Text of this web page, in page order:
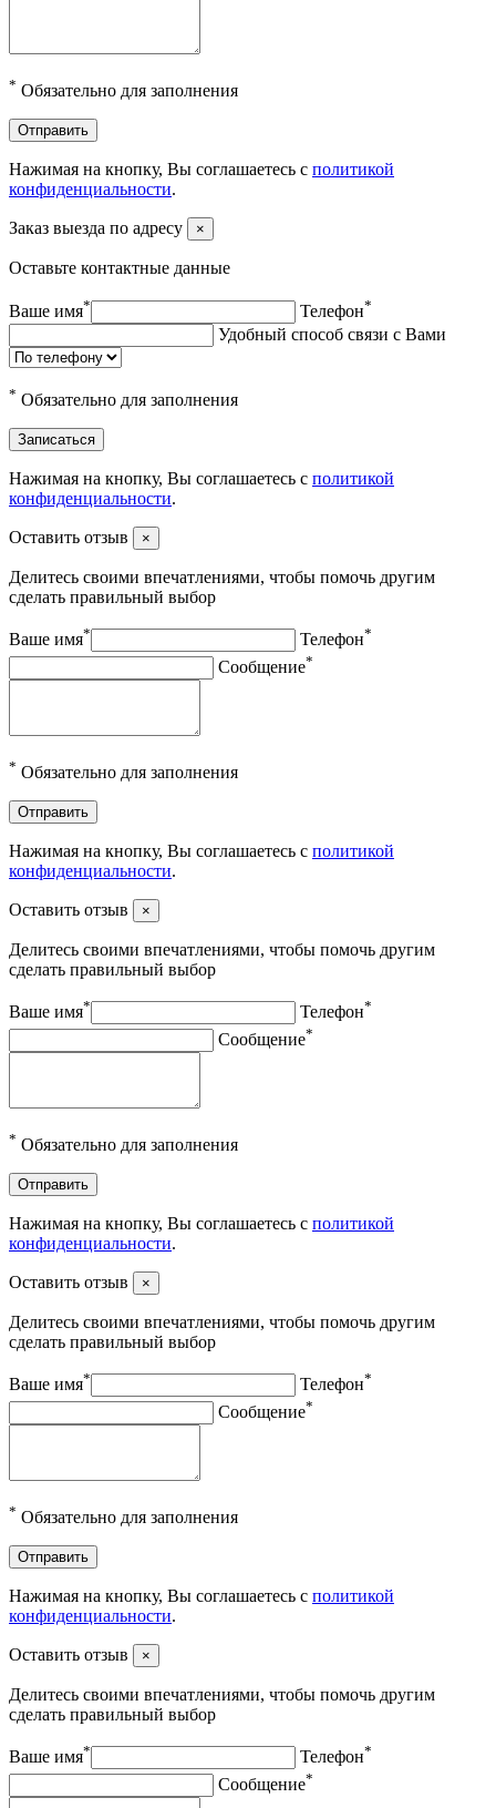
* Обязательно для заполнения
Отправить
Нажимая на кнопку, Вы соглашаетесь с политикой
конфиденциальности.
Заказ выезда по адресу ×
Оставьте контактные данные
Ваше имя* Телефон*
Удобный способ связи с Вами
* Обязательно для заполнения
Записаться
Нажимая на кнопку, Вы соглашаетесь с политикой
конфиденциальности.
Оставить отзыв ×
Делитесь своими впечатлениями, чтобы помочь другим
сделать правильный выбор
Ваше имя* Телефон*
Сообщение*
* Обязательно для заполнения
Отправить
Нажимая на кнопку, Вы соглашаетесь с политикой
конфиденциальности.
Оставить отзыв ×
Делитесь своими впечатлениями, чтобы помочь другим
сделать правильный выбор
Ваше имя* Телефон*
Сообщение*
* Обязательно для заполнения
Отправить
Нажимая на кнопку, Вы соглашаетесь с политикой
конфиденциальности.
Оставить отзыв ×
Делитесь своими впечатлениями, чтобы помочь другим
сделать правильный выбор
Ваше имя* Телефон*
Сообщение*
* Обязательно для заполнения
Отправить
Нажимая на кнопку, Вы соглашаетесь с политикой
конфиденциальности.
Оставить отзыв ×
Делитесь своими впечатлениями, чтобы помочь другим
сделать правильный выбор
Ваше имя* Телефон*
Сообщение*